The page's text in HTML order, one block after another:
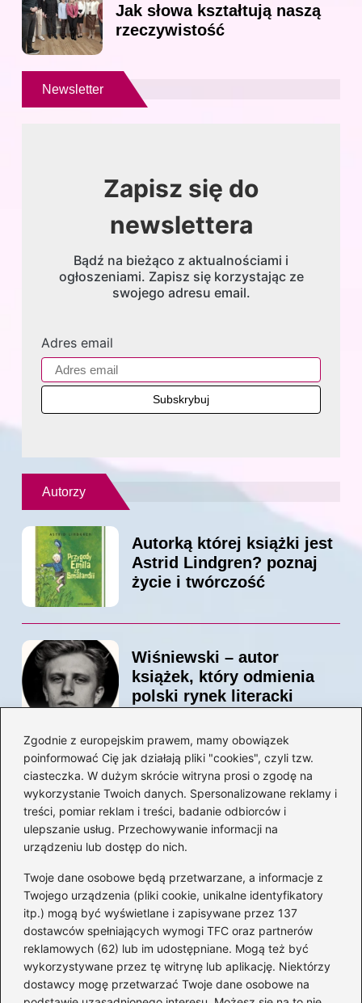
Zgodnie z europejskim prawem, mamy obowiązek
poinformować Cię jak działają pliki "cookies", czyli tzw.
ciasteczka. W dużym skrócie witryna prosi o zgodę na
wykorzystanie Twoich danych. Spersonalizowane reklamy i
treści, pomiar reklam i treści, badanie odbiorców i
ulepszanie usług. Przechowywanie informacji na
urządzeniu lub dostęp do nich.
Twoje dane osobowe będą przetwarzane, a informacje z
Twojego urządzenia (pliki cookie, unikalne identyfikatory
itp.) mogą być wyświetlane i zapisywane przez 137
dostawców spełniających wymogi TFC oraz partnerów
reklamowych (62) lub im udostępniane. Mogą też być
wykorzystywane przez tę witrynę lub aplikację. Niektórzy
dostawcy mogę przetwarzać Twoje dane osobowe na
Jak słowa kształtują naszą
rzeczywistość
Newsletter
Zapisz się do
newslettera
Bądź na bieżąco z aktualnościami i
ogłoszeniami. Zapisz się korzystając ze
swojego adresu email.
Adres email
Autorzy
Autorką której książki jest
Astrid Lindgren? poznaj
życie i twórczość
Wiśniewski – autor
książek, który odmienia
polski rynek literacki
Magiczne kulisy życia
autora książki o Kubusiu
Puchatku
Odkryj inne książki autora
„Jaś i Małgosia”, które
musisz przeczytać
Odkrywając magiczny